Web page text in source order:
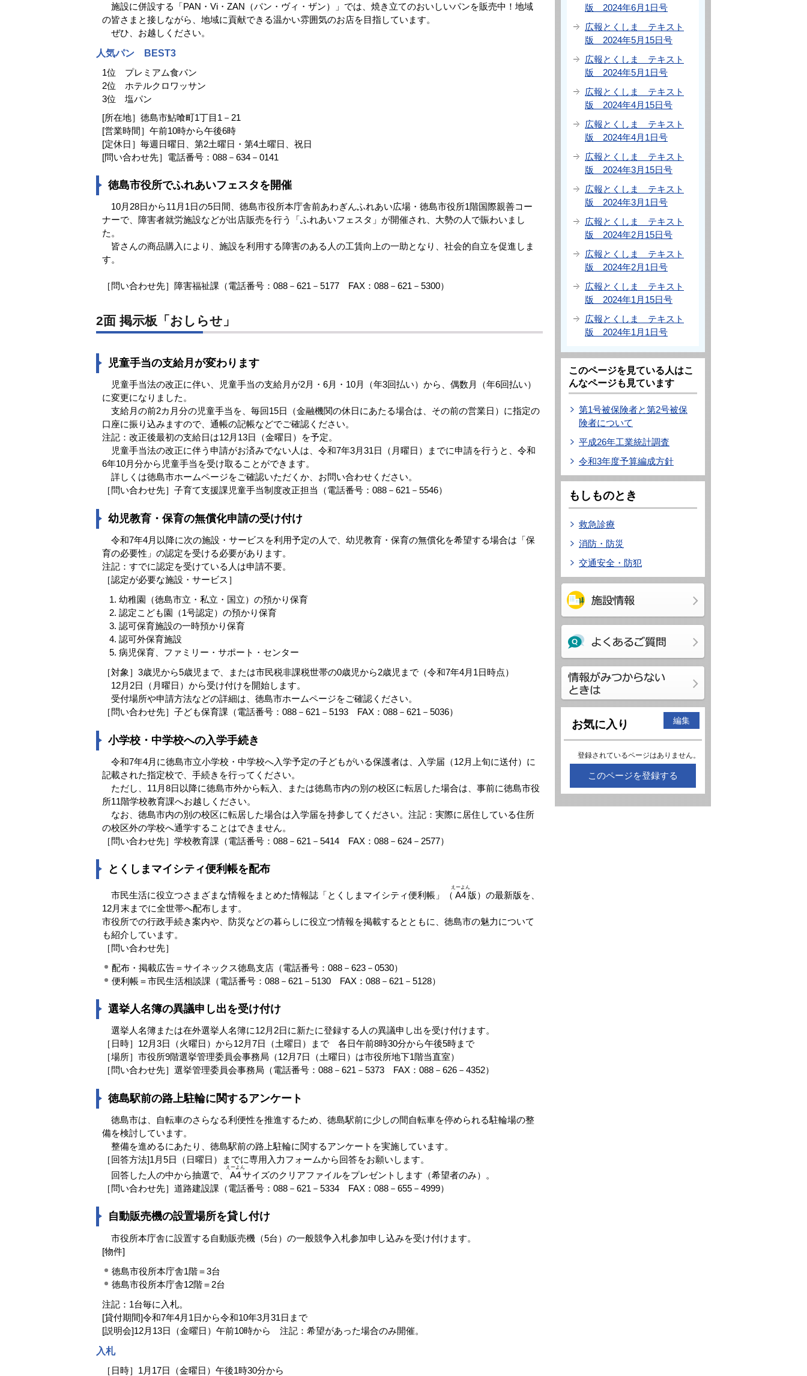
施設に併設する「PAN・Vi・ZAN（パン・ヴィ・ザン）」では、焼き立てのおいしいパンを販売中！地域
の皆さまと接しながら、地域に貢献できる温かい雰囲気のお店を目指しています。
ぜひ、お越しください。
人気パン BEST3
1位 プレミアム食パン
2位 ホテルクロワッサン
3位 塩パン
[所在地］徳島市鮎喰町1丁目1－21
[営業時間］午前10時から午後6時
[定休日］毎週日曜日、第2土曜日・第4土曜日、祝日
[問い合わせ先］電話番号：088－634－0141
徳島市役所でふれあいフェスタを開催
10月28日から11月1日の5日間、徳島市役所本庁舎前あわぎんふれあい広場・徳島市役所1階国際親善コー
ナーで、障害者就労施設などが出店販売を行う「ふれあいフェスタ」が開催され、大勢の人で賑わいまし
た。
皆さんの商品購入により、施設を利用する障害のある人の工賃向上の一助となり、社会的自立を促進しま
す。
［問い合わせ先］障害福祉課（電話番号：088－621－5177 FAX：088－621－5300）
2面 掲示板「おしらせ」
児童手当の支給月が変わります
児童手当法の改正に伴い、児童手当の支給月が2月・6月・10月（年3回払い）から、偶数月（年6回払い）
に変更になりました。
支給月の前2カ月分の児童手当を、毎回15日（金融機関の休日にあたる場合は、その前の営業日）に指定の
口座に振り込みますので、通帳の記帳などでご確認ください。
注記：改正後最初の支給日は12月13日（金曜日）を予定。
児童手当法の改正に伴う申請がお済みでない人は、令和7年3月31日（月曜日）までに申請を行うと、令和
6年10月分から児童手当を受け取ることができます。
詳しくは徳島市ホームページをご確認いただくか、お問い合わせください。
［問い合わせ先］子育て支援課児童手当制度改正担当（電話番号：088－621－5546）
幼児教育・保育の無償化申請の受け付け
令和7年4月以降に次の施設・サービスを利用予定の人で、幼児教育・保育の無償化を希望する場合は「保
育の必要性」の認定を受ける必要があります。
注記：すでに認定を受けている人は申請不要。
［認定が必要な施設・サービス］
幼稚園（徳島市立・私立・国立）の預かり保育
認定こども園（1号認定）の預かり保育
認可保育施設の一時預かり保育
認可外保育施設
病児保育、ファミリー・サポート・センター
［対象］3歳児から5歳児まで、または市民税非課税世帯の0歳児から2歳児まで（令和7年4月1日時点）
12月2日（月曜日）から受け付けを開始します。
受付場所や申請方法などの詳細は、徳島市ホームページをご確認ください。
［問い合わせ先］子ども保育課（電話番号：088－621－5193 FAX：088－621－5036）
小学校・中学校への入学手続き
令和7年4月に徳島市立小学校・中学校へ入学予定の子どもがいる保護者は、入学届（12月上旬に送付）に
記載された指定校で、手続きを行ってください。
ただし、11月8日以降に徳島市外から転入、または徳島市内の別の校区に転居した場合は、事前に徳島市役
所11階学校教育課へお越しください。
なお、徳島市内の別の校区に転居した場合は入学届を持参してください。注記：実際に居住している住所
の校区外の学校へ通学することはできません。
［問い合わせ先］学校教育課（電話番号：088－621－5414 FAX：088－624－2577）
とくしまマイシティ便利帳を配布
市民生活に役立つさまざまな情報をまとめた情報誌「とくしまマイシティ便利帳」（ A4
えーよん
版）の最新版を、
12月末までに全世帯へ配布します。
市役所での行政手続き案内や、防災などの暮らしに役立つ情報を掲載するとともに、徳島市の魅力について
も紹介しています。
［問い合わせ先］
配布・掲載広告＝サイネックス徳島支店（電話番号：088－623－0530）
便利帳＝市民生活相談課（電話番号：088－621－5130 FAX：088－621－5128）
選挙人名簿の異議申し出を受け付け
選挙人名簿または在外選挙人名簿に12月2日に新たに登録する人の異議申し出を受け付けます。
［日時］12月3日（火曜日）から12月7日（土曜日）まで 各日午前8時30分から午後5時まで
［場所］市役所9階選挙管理委員会事務局（12月7日（土曜日）は市役所地下1階当直室）
［問い合わせ先］選挙管理委員会事務局（電話番号：088－621－5373 FAX：088－626－4352）
徳島駅前の路上駐輪に関するアンケート
徳島市は、自転車のさらなる利便性を推進するため、徳島駅前に少しの間自転車を停められる駐輪場の整
備を検討しています。
整備を進めるにあたり、徳島駅前の路上駐輪に関するアンケートを実施しています。
［回答方法]1月5日（日曜日）までに専用入力フォームから回答をお願いします。
回答した人の中から抽選で、
A4
えーよん
サイズのクリアファイルをプレゼントします（希望者のみ）。
［問い合わせ先］道路建設課（電話番号：088－621－5334 FAX：088－655－4999）
自動販売機の設置場所を貸し付け
市役所本庁舎に設置する自動販売機（5台）の一般競争入札参加申し込みを受け付けます。
[物件]
徳島市役所本庁舎1階＝3台
徳島市役所本庁舎12階＝2台
注記：1台毎に入札。
[貸付期間]令和7年4月1日から令和10年3月31日まで
[説明会]12月13日（金曜日）午前10時から 注記：希望があった場合のみ開催。
入札
［日時］1月17日（金曜日）午後1時30分から
版 2024年6月1日号
広報とくしま テキスト
版 2024年5月15日号
広報とくしま テキスト
版 2024年5月1日号
広報とくしま テキスト
版 2024年4月15日号
広報とくしま テキスト
版 2024年4月1日号
広報とくしま テキスト
版 2024年3月15日号
広報とくしま テキスト
版 2024年3月1日号
広報とくしま テキスト
版 2024年2月15日号
広報とくしま テキスト
版 2024年2月1日号
広報とくしま テキスト
版 2024年1月15日号
広報とくしま テキスト
版 2024年1月1日号
このページを見ている人はこ
んなページも見ています
第1号被保険者と第2号被保
険者について
平成26年工業統計調査
令和3年度予算編成方針
もしものとき
救急診療
消防・防災
交通安全・防犯
お気に入り 編集
登録されているページはありません。
このページを登録する